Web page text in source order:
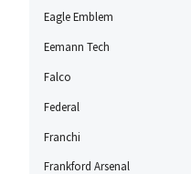
Eagle Emblem
Eemann Tech
Falco
Federal
Franchi
Frankford Arsenal